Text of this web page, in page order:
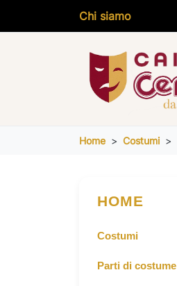
Chi siamo
Home Costumi
HOME
Costumi
Parti di costume